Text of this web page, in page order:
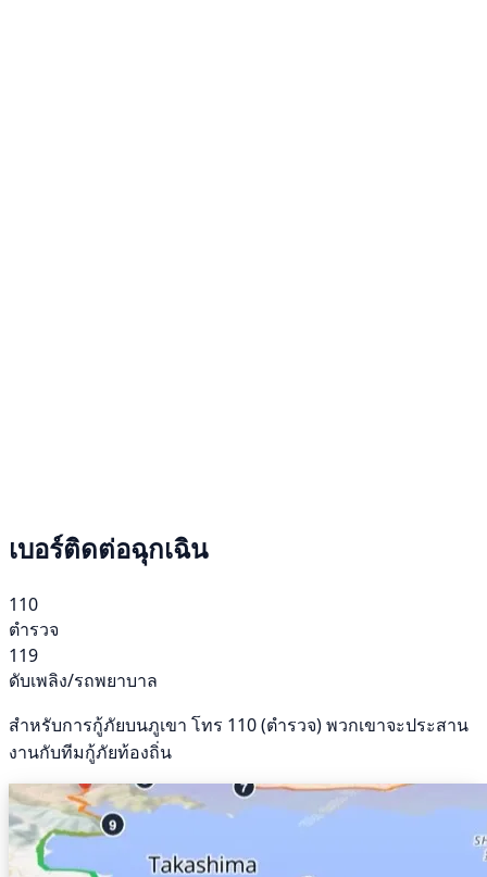
เบอร์ติดต่อฉุกเฉิน
110
ตำรวจ
119
ดับเพลิง/รถพยาบาล
สำหรับการกู้ภัยบนภูเขา โทร 110 (ตำรวจ) พวกเขาจะประสาน
งานกับทีมกู้ภัยท้องถิ่น